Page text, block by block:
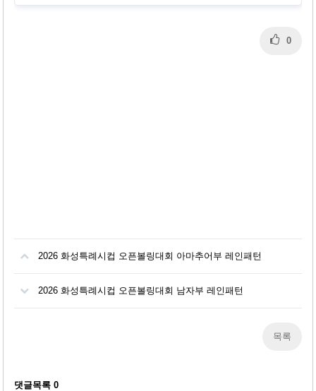
0
2026 화성특례시컵 오픈볼링대회 아마추어부 레인패턴
2026 화성특례시컵 오픈볼링대회 남자부 레인패턴
목록
댓글목록 0